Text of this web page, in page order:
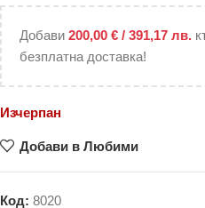
Добави 200,00 € / 391,17 лв.
безплатна доставка!
Изчерпан
Добави в Любими
Код: 8020